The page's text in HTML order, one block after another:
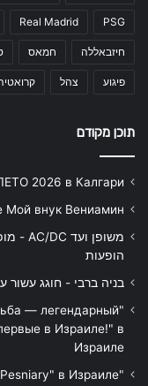
PSG
Real Madrid
חיזבאללה חמאס
פיגוע צהל
תוכן מקודם
2026 в Калгари
Мой внук Вениамин
הופעות
בניה ברבי - חוגג עשור על הבמות! 2026 -
— легендарный
в Израиле!" в
Израиле
"Песняры — Pesniary" в Израиле